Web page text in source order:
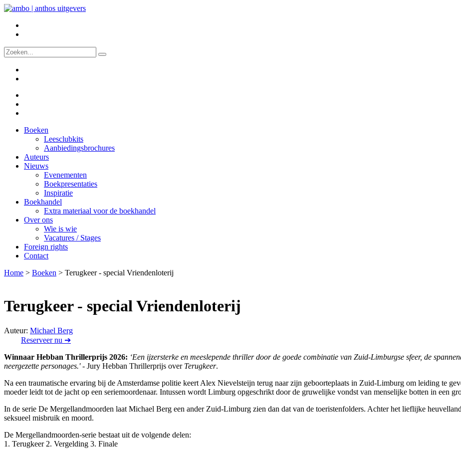
Boeken
Leesclubkits
Aanbiedingsbrochures
Auteurs
Nieuws
Evenementen
Boekpresentaties
Inspiratie
Boekhandel
Extra materiaal voor de boekhandel
Over ons
Wie is wie
Vacatures / Stages
Foreign rights
Contact
Home > Boeken > Terugkeer - special Vriendenloterij
Terugkeer - special Vriendenloterij
Auteur: Michael Berg
Reserveer nu ➔
Winnaar Hebban Thrillerprijs 2026: ‘Een ijzersterke en meeslepende thriller door de goede combinatie van Zuid-Limburgse sfeer, de
neergezette personages.'- Jury Hebban Thrillerprijs over Terugkeer.
Na een traumatische ervaring bij de Amsterdamse politie keert Alex Nievelsteijn terug naar zijn geboorteplaats in Zuid-Limburg om leiding te
moeder leidt tot de jacht op een seriemoordenaar. Intussen wordt Limburg opgeschrikt door de gruwelijke vondst van menselijke botten in een
In de serie De Mergellandmoorden laat Michael Berg een ander Zuid-Limburg zien dan dat van de toeristenfolders. Achter het lieflijke
seksueel misbruik en moord.
De Mergellandmoorden-serie bestaat uit de volgende delen:
1. Terugkeer 2. Vergelding 3. Finale